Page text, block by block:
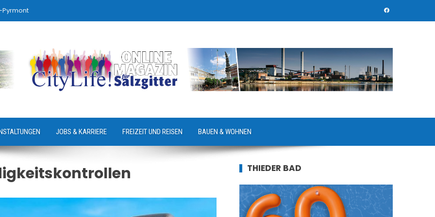
Pyrmont
JOBS & KARRIERE FREIZEIT UND REISEN BAUEN & WOHNEN
THIEDER BAD